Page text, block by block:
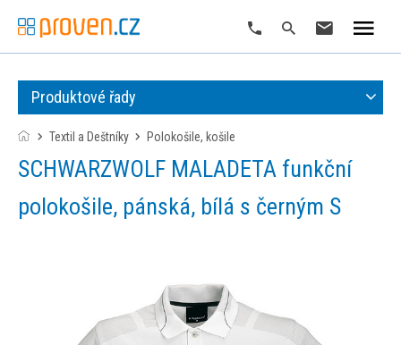
Produktové řady
Textil a Deštníky polokošile, košile
SCHWARZWOLF MALADETA funkční
polokošile, pánská, bílá s černým S